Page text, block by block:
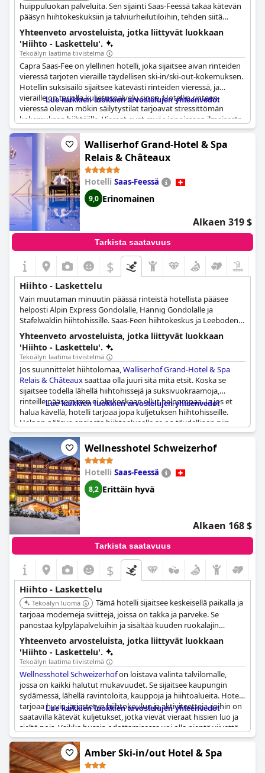
huippuluokan palveluita. Sen sijainti Saas-Feessä takaa kätevän
pääsyn hiihtokeskuksiin ja talviurheilutiloihin, tehden siitä
erinomaisen valinnan hiihtoharrastajille, jotka etsivät
mukavuutta ja vaivattomuutta.
Yhteenveto arvosteluista, jotka liittyvät luokkaan
'Hiihto - Laskettelu'.
Tekoälyn laatima tiivistelmä
Capra Saas-Fee on ylellinen hotelli, joka sijaitsee aivan rinteiden
vieressä tarjoten vieraille täydellisen ski-in/ski-out-kokemuksen.
Hotellin suksisäilö sijaitsee kätevästi rinteiden vieressä, ja
vieraille on tarjolla kuljetuspalvelu sinne. Hotellin rinteen
vieressä olevan mökin säilytystilat tarjoavat stressittömän
kokemuksen hiihtäjille. Vieraat ovat myös innoissaan ilmaisesta
kuljetuspalvelusta ja taksista kenkähuoneeseen ja sieltä pois.
Hotellin spa ja suksihuone rinteiden juurella ovat ehdottomasti
sitä, mitä tarvitset päivän jälkeen vuorilla. Niille, jotka etsivät
rauhallista lomaa, Saas-Fee on täydellinen paikka, jonka avulla
vieraat voivat hiihtää jopa syyskuussa. Lisäksi hotellin
yhteistyökumppani paikan päällä on ystävällinen ja reagoiva
varmistaen miellyttävän oleskelun. Vieraat, jotka ovat yöpyneet
The Capra Saas-Feessä, suosittelevat sitä lämpimästi, erityisesti
niille, jotka etsivät lyhyttä lomaa rentoutuakseen.
Lisäbonuksena vähintään kaksi yötä majoittuvat hotellivieraat
voivat käyttää hissejä ilmaiseksi, mikä tekee siitä lyömättömän
Lue kaikkien luokkien arvostelujen yhteenvedot
Walliserhof Grand-Hotel & Spa
Relais & Châteaux
Hotelli Saas-Feessä
9,0 Erinomainen
Alkaen 319 $
Tarkista saatavuus
$
Hiihto - Laskettelu
Vain muutaman minuutin päässä rinteistä hotellista pääsee
helposti Alpin Express Gondolalle, Hannig Gondolalle ja
Stafelwaldin hiihtohissille. Saas-Feen hiihtokeskus ja Leebodenin
hiihtohissi ovat myös lähellä.
Yhteenveto arvosteluista, jotka liittyvät luokkaan
'Hiihto - Laskettelu'.
Tekoälyn laatima tiivistelmä
Jos suunnittelet hiihtolomaa,Walliserhof Grand-Hotel & Spa
Relais & Châteauxsaattaa olla juuri sitä mitä etsit. Koska se
sijaitsee todella lähellä hiihtohissejä ja suksivuokraamoja,
rinteille pääseminen ei ole koskaan ollut helpompaa. Ja jos et
halua kävellä, hotelli tarjoaa jopa kuljetuksen hiihtohisseille.
Helpon pääsyn ansiosta hiihtoalueelle se on täydellinen niin
innokkaille hiihtäjille kuin aloittelijoillekin. Voit jopa vuokrata
sukset hotellista. Lisäksi kuljetus hiihtoalueille on
huippuluokkaa.
Hotelli sijaitsee Saas Feen kauniissa lumisissa vuorissa, ja sieltä
on todella upeat näkymät. Se on täydellinen paikka talvilomalle,
ja tarjolla on runsaasti vaihtoehtoja talviurheiluun, kuten
hiihtoon ja kauniisiin vaelluksiin. Tulet viihtymään rinteillä, ja
kuvittele hiihdon jälkeen palaavasi huoneeseesi löytääksesi
syntymäpäiväkakun odottamassa sinua hiihtopäivän jälkeen.
Walliserhof Grand-Hotel & Spa Relais &
on loistava valinta, jos etsit hiihtokeskuksia, joissa on
kaikki tarvitsemasi mukavuudet nauttiaksesi matkastasi. Hotelli
tarjoaa kuljetuspalvelun hiihtoalueille, kauniit näkymät ja
erinomaisen palvelun. Olipa kyseessä sitten hiihto tai vaellus,
lumessa on jokaiselle jotakin nautittavaa.
Lue kaikkien luokkien arvostelujen yhteenvedot
Wellnesshotel Schweizerhof
Hotelli Saas-Feessä
8,2 Erittäin hyvä
Alkaen 168 $
Tarkista saatavuus
$
Hiihto - Laskettelu
Tekoälyn luoma
Tämä hotelli sijaitsee keskeisellä paikalla ja
tarjoaa moderneja sviittejä, joissa on takka ja parveke. Se
panostaa kylpyläpalveluihin ja sisältää kuuden ruokalajin
illallisen puolihoitovaihtoehdolla, mikä on täydellinen
rentoutumiseen rinteessä vietetyn päivän jälkeen. Saas-Fee on
upea korkealla sijaitseva lomakeskus, jossa on jäätikkö pidempiä
talvikausia varten.
Yhteenveto arvosteluista, jotka liittyvät luokkaan
'Hiihto - Laskettelu'.
Tekoälyn laatima tiivistelmä
Wellnesshotel Schweizerhofon loistava valinta talvilomalle,
jossa on kaikki halutut mukavuudet. Se sijaitsee kaupungin
sydämessä, lähellä ravintoloita, kauppoja ja hiihtoalueita. Hotelli
tarjoaa hyvin järjestetyn hiihtokoulun ja aktiviteetteja, joihin on
saatavilla kätevät kuljetukset, jotka vievät vieraat hissien luo ja
sieltä pois. Vaikka bussin odottamisessa voi olla pientä viivettä,
kuljetuspalvelu on ilmainen ja palvelee hiihtäjiä. Vieraat voivat
myös rentoutua hotellin wellness-alueella hiihdon jälkeen.
Vaikka jotkut arvostelijat pitivät hotellia hieman kaukana
rinteistä ja kuljetuksia rajoitettuina, toiset arvostivat hotellin
Lue kaikkien luokkien arvostelujen yhteenvedot
Amber Ski-in/out Hotel & Spa